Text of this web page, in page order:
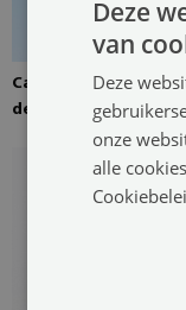
Canvas canvas
de brancard
Deze
van
Deze
onze
alle